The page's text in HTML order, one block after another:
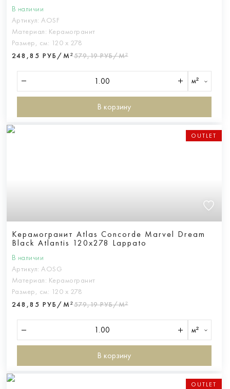
В наличии
Артикул: AOSF
Материал: Керамогранит
Размер, см: 120 х 278
248,85 РУБ/М²579,19 РУБ/М²
м²
В корзину
OUTLET
Керамогранит Atlas Concorde Marvel Dream
Black Atlantis 120x278 Lappato
В наличии
Артикул: AOSG
Материал: Керамогранит
Размер, см: 120 х 278
248,85 РУБ/М²579,19 РУБ/М²
м²
В корзину
OUTLET